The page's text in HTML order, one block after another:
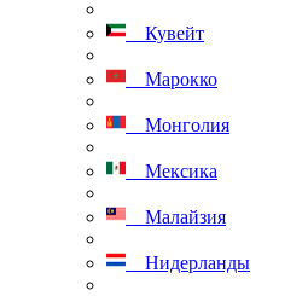
Кувейт
Марокко
Монголия
Мексика
Малайзия
Нидерланды